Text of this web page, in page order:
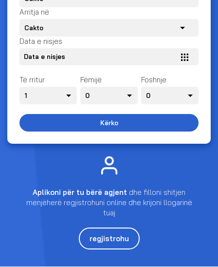
Arritja në
Data e nisjes
Të rritur Fëmijë Foshnje
Kërko
Aplikoni për tu bërë agjent dhe filloni shitjen
menjëherë regjistrohuni online dhe krijoni llogarinë
tuaj
regjistrohu